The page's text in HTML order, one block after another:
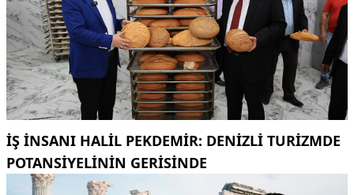
İŞ INSANI HALIL PEKDEMIR: DENIZLI TURIZMDE
POTANSIYELININ GERISINDE